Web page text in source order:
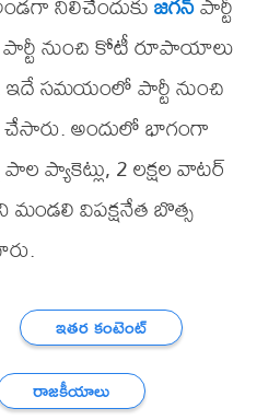
నుంచి కోటీ రూపాయాలు
ఇదే సమయంలో పార్టీ నుంచి
చేసారు. అందులో భాగంగా
ప్యాకెట్లు, 2 లక్షల వాటర్‌
మండలి విపక్షనేత బొత్స
ఇతర కంటెంట్
రాజకీయాలు